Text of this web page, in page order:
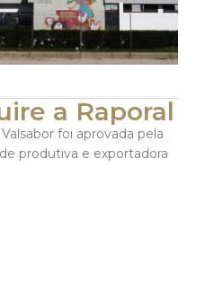
a Raporal
foi aprovada pela
produtiva e exportadora